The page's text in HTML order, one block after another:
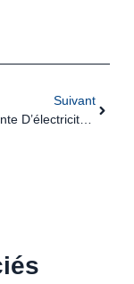
Suivant
Achat-Revente D’électricité : Précisions Concernant L’autoliquidation De La TVA